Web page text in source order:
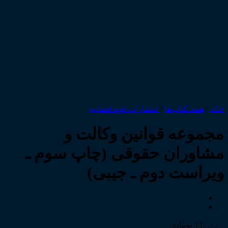
خانه / همه‌ـ‌کتاب‌ها / انتشارات قوه قضاییه
مجموعه قوانین وکالت و
مشاوران حقوقی (چاپ سوم ـ
ویراست دوم ـ جیبی)
۱۱۰,۰۰۰ تومان